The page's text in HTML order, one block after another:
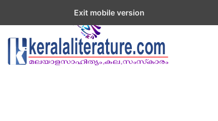
Exit mobile version